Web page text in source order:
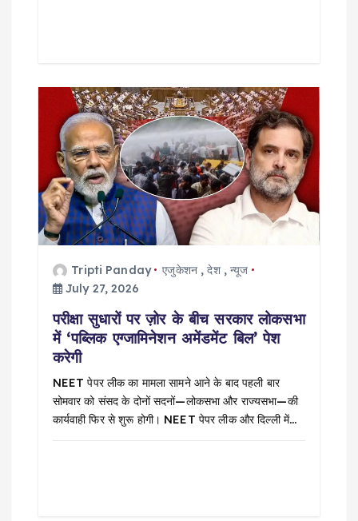
Tripti Panday एजुकेशन,देश,न्यूज
July 27, 2026
परीक्षा सुधारों पर ज़ोर के बीच सरकार लोकसभा
में ‘पब्लिक एग्जामिनेशन अमेंडमेंट बिल’ पेश
करेगी
NEET पेपर लीक का मामला सामने आने के बाद पहली बार
सोमवार को संसद के दोनों सदनों—लोकसभा और राज्यसभा—की
कार्यवाही फिर से शुरू होगी। NEET पेपर लीक और दिल्ली में…